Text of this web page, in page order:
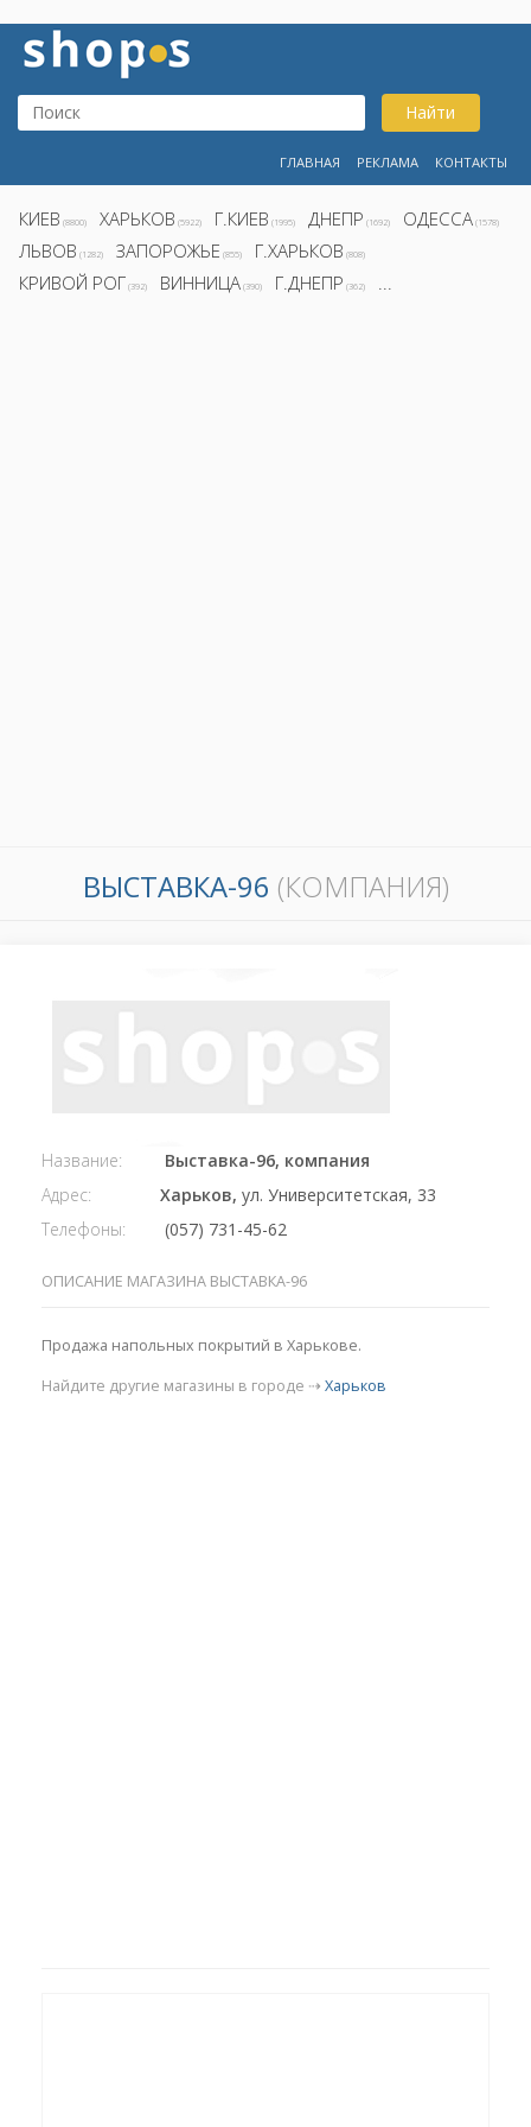
Найти
ГЛАВНАЯ РЕКЛАМА КОНТАКТЫ
КИЕВ (8800) ХАРЬКОВ (5922) Г.КИЕВ (1995) ДНЕПР (1692) ОДЕССА (1578)
ЛЬВОВ (1282) ЗАПОРОЖЬЕ (855) Г.ХАРЬКОВ (808)
КРИВОЙ РОГ (392) ВИННИЦА (390) Г.ДНЕПР (362) ...
ВЫСТАВКА-96 (КОМПАНИЯ)
Название:
Выставка-96, компания
Адрес:
Харьков, ул. Университетская, 33
Телефоны:
(057) 731-45-62
ОПИСАНИЕ МАГАЗИНА ВЫСТАВКА-96
Продажа напольных покрытий в Харькове.
Найдите другие магазины в городе ⇢ Харьков